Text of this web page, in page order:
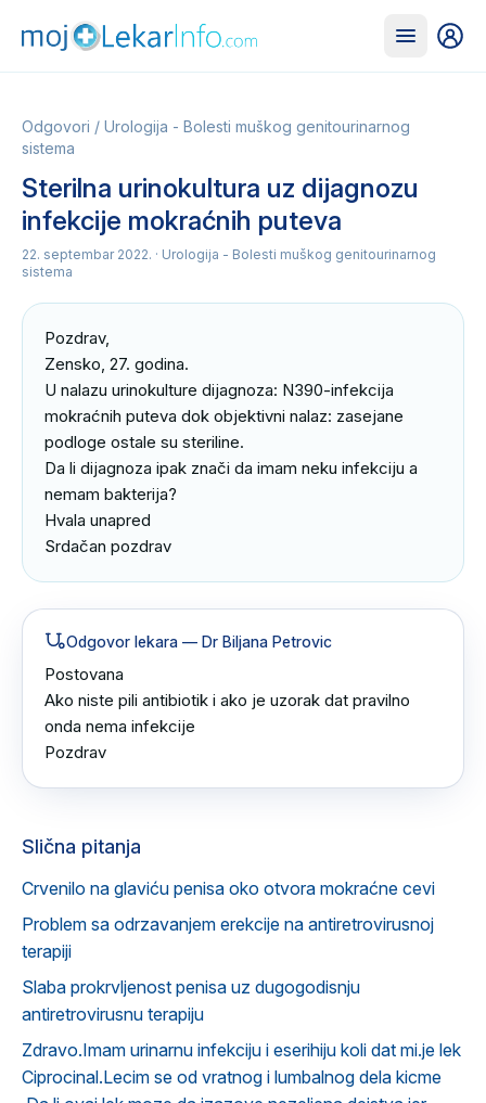
Odgovori / Urologija - Bolesti muškog genitourinarnog
sistema
Sterilna urinokultura uz dijagnozu
infekcije mokraćnih puteva
22. septembar 2022. · Urologija - Bolesti muškog genitourinarnog
sistema
Pozdrav,
Zensko, 27. godina.
U nalazu urinokulture dijagnoza: N390-infekcija
mokraćnih puteva dok objektivni nalaz: zasejane
podloge ostale su steriline.
Da li dijagnoza ipak znači da imam neku infekciju a
nemam bakterija?
Hvala unapred
Srdačan pozdrav
Odgovor lekara — Dr Biljana Petrovic
Postovana
Ako niste pili antibiotik i ako je uzorak dat pravilno
onda nema infekcije
Pozdrav
Slična pitanja
Crvenilo na glaviću penisa oko otvora mokraćne cevi
Problem sa odrzavanjem erekcije na antiretrovirusnoj
terapiji
Slaba prokrvljenost penisa uz dugogodisnju
antiretrovirusnu terapiju
Zdravo.Imam urinarnu infekciju i eserihiju koli dat mi.je lek
Ciprocinal.Lecim se od vratnog i lumbalnog dela kicme